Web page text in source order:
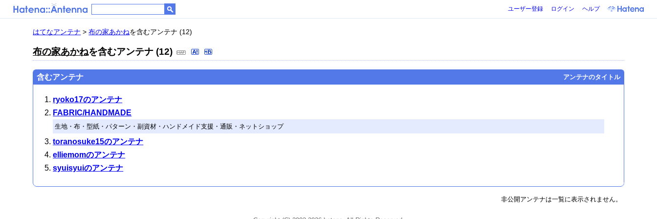
ユーザー登録 ログイン ヘルプ
はてなアンテナ >布の家あかねを含むアンテナ (12)
布の家あかねを含むアンテナ (12)
含むアンテナ アンテナのタイトル
ryoko17のアンテナ
FABRIC/HANDMADE
生地・布・型紙・パターン・副資材・ハンドメイド支援・通販・ネットショップ
toranosuke15のアンテナ
elliemomのアンテナ
syuisyuiのアンテナ
非公開アンテナは一覧に表示されません。